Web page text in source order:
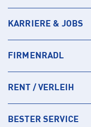
KARRIERE & JOBS
FIRMENRADL
RENT / VERLEIH
BESTER SERVICE